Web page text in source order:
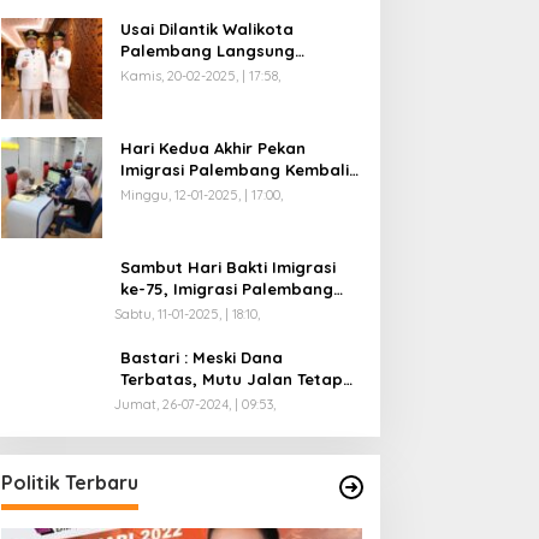
Usai Dilantik Walikota
Palembang Langsung
Mengikuti Retreat di
Kamis, 20-02-2025, | 17:58,
Hari Kedua Akhir Pekan
Imigrasi Palembang Kembali
Dilayani
Minggu, 12-01-2025, | 17:00,
Sambut Hari Bakti Imigrasi
ke-75, Imigrasi Palembang
Buka Paspor Simpatik Akhir
Sabtu, 11-01-2025, | 18:10,
Bastari : Meski Dana
Terbatas, Mutu Jalan Tetap
Diprioritaskan !
Jumat, 26-07-2024, | 09:53,
Politik Terbaru